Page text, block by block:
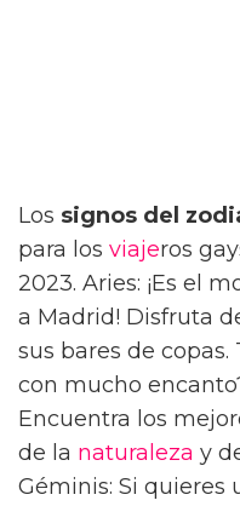
Los signos del
para los viajeros
2023. Aries: ¡Es el
a Madrid! Disfruta
sus bares de copas.
con mucho
Encuentra los
de la naturaleza y
Géminis: Si quieres